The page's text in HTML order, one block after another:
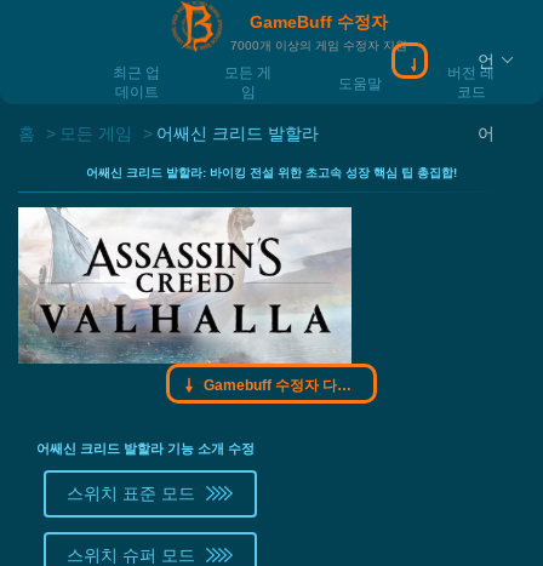
GameBuff 수정자
7000개 이상의 게임 수정자 지원
최근 업
데이트
모든 게
임
도움말
버전 레
코드
Gamebuff 수정
언
어
홈 모든 게임 어쌔신 크리드 발할라
어쌔신 크리드 발할라: 바이킹 전설 위한 초고속 성장 핵심 팁 총집합!
Gamebuff 수정자 다운로드
어쌔신 크리드 발할라 기능 소개 수정
스위치 표준 모드
스위치 슈퍼 모드